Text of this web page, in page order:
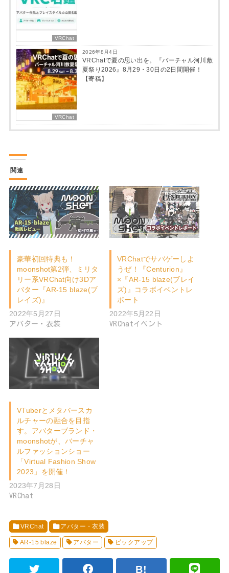
VRChat
VRChat
2026年8月4日
VRChatで夏の思い出を。『バーチャル河川敷
夏祭り2026』8月29・30日の2日間開催！
【寄稿】
関連
豪華初回特典も！
moonshot第2弾、ミリタ
リー系VRChat向け3Dア
バター『AR-15 blaze(ブ
レイズ)』
2022年5月27日
アバター・衣装
VRChatでサバゲーしよ
うぜ！『Centurion』
×『AR-15 blaze(ブレイ
ズ)』コラボイベントレ
ポート
2022年5月22日
VRChatイベント
VTuberとメタバースカ
ルチャーの融合を目指
す。アバターブランド・
moonshotが、バーチャ
ルファッションショー
「Virtual Fashion Show
2023」を開催！
2023年7月28日
VRChat
VRChat アバター・衣装
AR-15 blaze アバター ピックアップ